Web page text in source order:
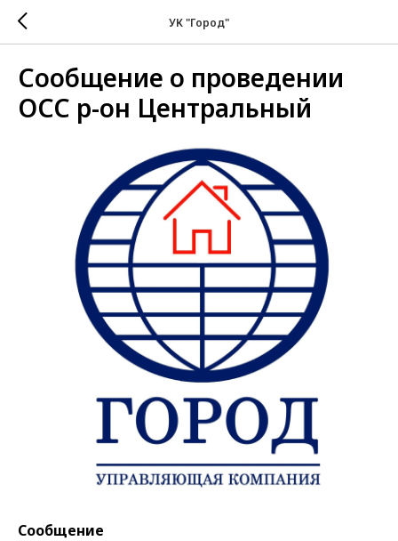
УК "Город"
Сообщение о проведении
ОСС р-он Центральный
Сообщение